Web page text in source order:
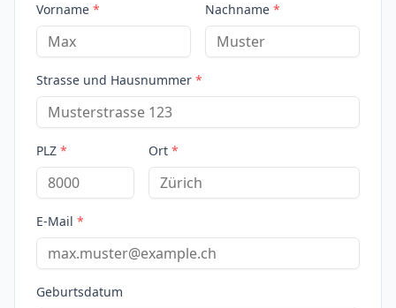
Vorname * Nachname *
Strasse und Hausnummer *
PLZ * Ort *
E-Mail *
Geburtsdatum